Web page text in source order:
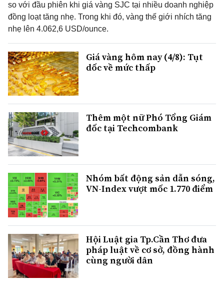
so với đầu phiên khi giá vàng SJC tại nhiều doanh nghiệp
đồng loạt tăng nhẹ. Trong khi đó, vàng thế giới nhích tăng
nhẹ lên 4.062,6 USD/ounce.
Giá vàng hôm nay (4/8): Tụt
dốc về mức thấp
Thêm một nữ Phó Tổng Giám
đốc tại Techcombank
Nhóm bất động sản dẫn sóng,
VN-Index vượt mốc 1.770 điểm
Hội Luật gia Tp.Cần Thơ đưa
pháp luật về cơ sở, đồng hành
cùng người dân